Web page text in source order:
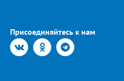
Присоединяйтесь к нам